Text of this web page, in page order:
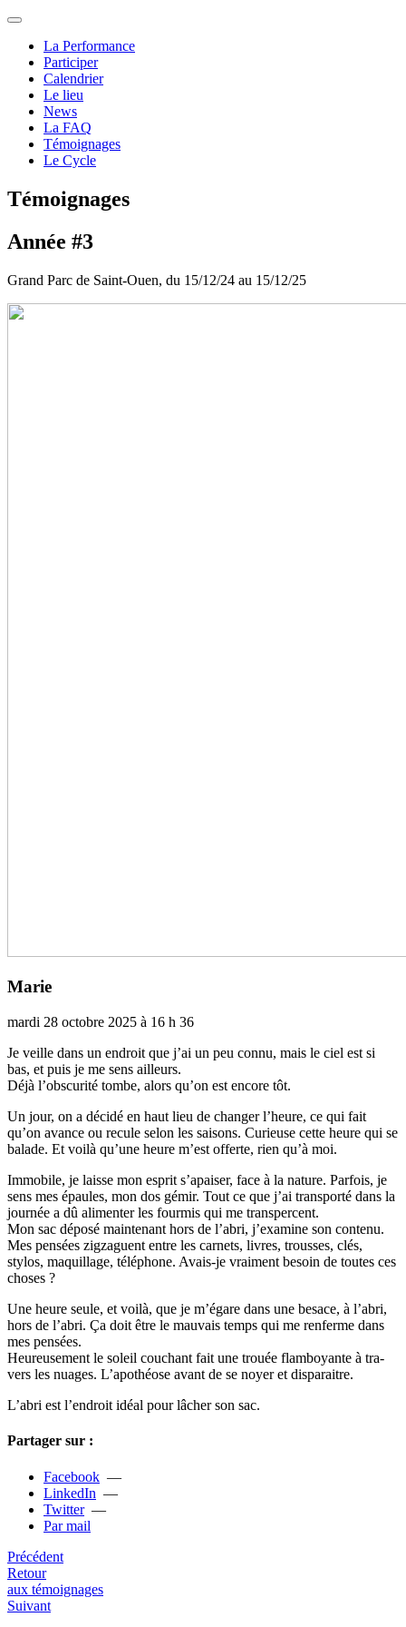
La Performance
Participer
Calendrier
Le lieu
News
La FAQ
Témoignages
Le Cycle
Témoignages
Année #3
Grand Parc de Saint-Ouen, du 15/12/24 au 15/12/25
Marie
mardi 28 octobre 2025 à 16 h 36
Je veille dans un endroit que j’ai un peu connu, mais le ciel est si
bas, et puis je me sens ailleurs.
Déjà l’obs­cu­rité tombe, alors qu’on est encore tôt.
Un jour, on a décidé en haut lieu de chan­ger l’heure, ce qui fait
qu’on avance ou recule selon les sai­sons. Curieuse cette heure qui se
balade. Et voilà qu’une heure m’est offerte, rien qu’à moi.
Immobile, je laisse mon esprit s’apai­ser, face à la nature. Parfois, je
sens mes épaules, mon dos gémir. Tout ce que j’ai trans­porté dans la
jour­née a dû ali­men­ter les four­mis qui me trans­per­cent.
Mon sac déposé main­te­nant hors de l’abri, j’exa­mine son contenu.
Mes pen­sées zig­za­guent entre les car­nets, livres, trous­ses, clés,
stylos, maquillage, télé­phone. Avais-je vrai­ment besoin de toutes ces
choses ?
Une heure seule, et voilà, que je m’égare dans une besace, à l’abri,
hors de l’abri. Ça doit être le mau­vais temps qui me ren­ferme dans
mes pen­sées.
Heureusement le soleil cou­chant fait une trouée flam­boyante à tra­
vers les nuages. L’apo­théose avant de se noyer et dis­pa­rai­tre.
L’abri est l’endroit idéal pour lâcher son sac.
Partager sur :
Facebook —
LinkedIn —
Twitter—
Par mail
Précédent
Retour
aux témoignages
Suivant